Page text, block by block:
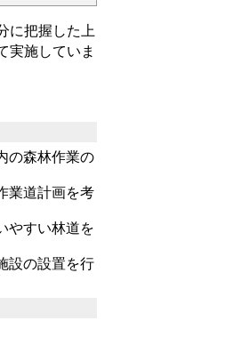
に把握した上
実施していま
の森林作業の
業道計画を考
やすい林道を
設の設置を行